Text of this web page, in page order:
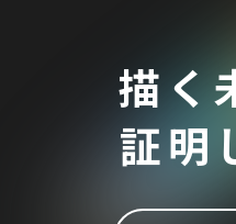
描く
証明